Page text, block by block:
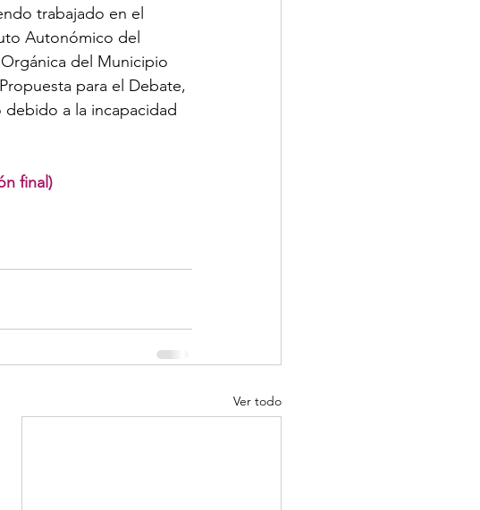
trabajado en el
Autonómico del
del Municipio
para el Debate,
a la incapacidad
final)
Ver todo